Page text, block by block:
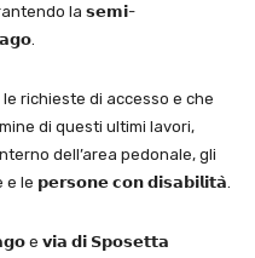
la 𝘀𝗲𝗺𝗶-
richieste di accesso e che
di questi ultimi lavori,
dell’area pedonale, gli
le 𝗽𝗲𝗿𝘀𝗼𝗻𝗲 𝗰𝗼𝗻 𝗱𝗶𝘀𝗮𝗯𝗶𝗹𝗶𝘁𝗮̀.
e 𝘃𝗶𝗮 𝗱𝗶 𝗦𝗽𝗼𝘀𝗲𝘁𝘁𝗮